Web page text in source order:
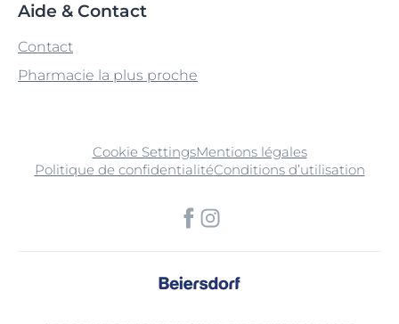
Aide & Contact
Contact
Pharmacie la plus proche
Cookie SettingsMentions légales
Politique de confidentialitéConditions d’utilisation